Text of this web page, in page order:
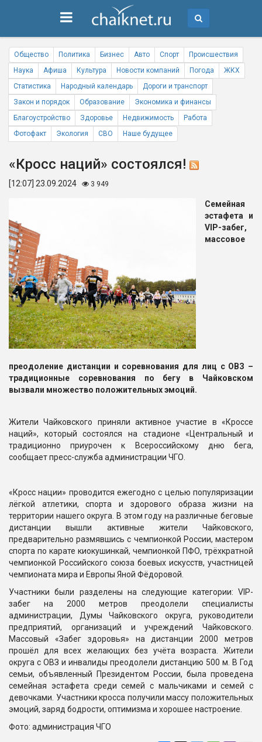
Общество Политика Бизнес Авто Спорт
Происшествия
Наука
Афиша Культура Новости компаний Погода
ЖКХ
Статистика
Народный календарь
Дороги и транспорт
Закон и порядок
Образование
Экономика и финансы
Благоустройство
Здоровье Недвижимость
Работа
Фотофакт
Экология СВО Наше будущее
«Кросс наций» состоялся!
[12:07] 23.09.2024 3 949
Семейная
эстафета и
VIP-забег,
массовое
преодоление дистанции и соревнования для лиц с ОВЗ –
традиционные соревнования по бегу в Чайковском
вызвали множество положительных эмоций.
Жители Чайковского приняли активное участие в «Кроссе
наций», который состоялся на стадионе «Центральный и
традиционно приурочен к Всероссийскому дню бега,
сообщает пресс-служба администрации ЧГО.
«Кросс нации» проводится ежегодно с целью популяризации
лёгкой атлетики, спорта и здорового образа жизни на
территории нашего округа. В этом году на различные беговые
дистанции вышли активные жители Чайковского,
предварительно размявшись с чемпионкой России, мастером
спорта по карате киокушинкай, чемпионкой ПФО, трёхкратной
чемпионкой Российского союза боевых искусств, участницей
чемпионата мира и Европы Яной Фёдоровой.
Участники были разделены на следующие категории: VIP-
забег на 2000 метров преодолели специалисты
администрации, Думы Чайковского округа, руководители
предприятий, организаций и учреждений Чайковского.
Массовый «Забег здоровья» на дистанции 2000 метров
прошёл для всех желающих без учёта возраста. Жители
округа с ОВЗ и инвалиды преодолели дистанцию 500 м. В Год
семьи, объявленный Президентом России, была проведена
семейная эстафета среди семей с мальчиками и семей с
девочками. Участники кросса получили массу положительных
эмоций, заряд бодрости, оптимизма и хорошее настроение.
Фото: администрация ЧГО